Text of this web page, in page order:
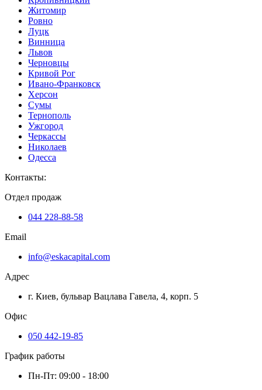
Житомир
Ровно
Луцк
Винница
Львов
Черновцы
Кривой Рог
Ивано-Франковск
Херсон
Сумы
Тернополь
Ужгород
Черкассы
Николаев
Одесса
Контакты:
Отдел продаж
044 228-88-58
Email
info@eskacapital.com
Адрес
г. Киев, бульвар Вацлава Гавела, 4, корп. 5
Офис
050 442-19-85
График работы
Пн-Пт: 09:00 - 18:00